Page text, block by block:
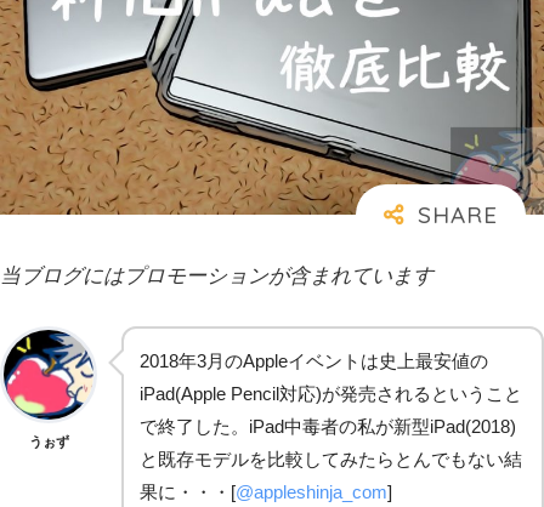
当ブログにはプロモーションが含まれています
うぉず
2018年3月のAppleイベントは史上最安値の
iPad(Apple Pencil対応)が発売されるということ
で終了した。iPad中毒者の私が新型iPad(2018)
と既存モデルを比較してみたらとんでもない結
果に・・・[@appleshinja_com]